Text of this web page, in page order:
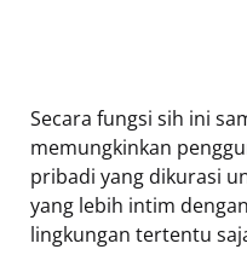
Secara fungsi sih ini
memungkinkan
pribadi yang dikurasi
yang lebih intim
lingkungan tertentu